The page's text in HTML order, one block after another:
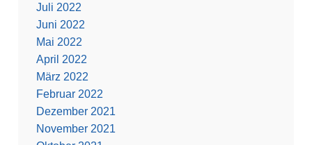
Juli 2022
Juni 2022
Mai 2022
April 2022
März 2022
Februar 2022
Dezember 2021
November 2021